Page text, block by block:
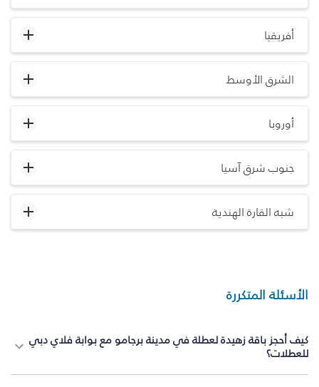
أفريقيا
الشرق الأوسط
أوروبا
جنوب شرق آسيا
شبه القارة الهندية
الأسئلة المتكررة
كيف أحجز باقة زهيدة لعطلة في مدينة برجامو مع بوابة فلاي دبي
للعطلات؟